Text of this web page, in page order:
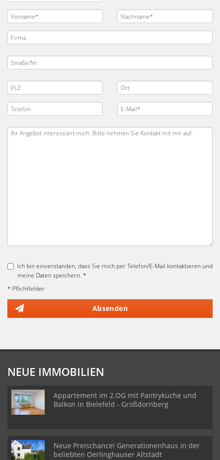
Ich bin einverstanden, dass Sie mich per Telefon/E-Mail kontaktieren und
meine Daten speichern. *
* Pflichtfelder
Absenden
NEUE IMMOBILIEN
Appartement im 2.OG mit Pantryküche und
Balkon in Bielefeld - Großdornberg
Neue Preischance! Generationenhaus in der
beliebten Oerlinghauser Altstadt